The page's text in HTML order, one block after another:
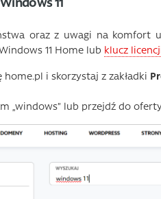
oraz z uwagi na komfort
11 Home lub klucz
home.pl i skorzystaj z zakładki
„windows” lub przejdź do